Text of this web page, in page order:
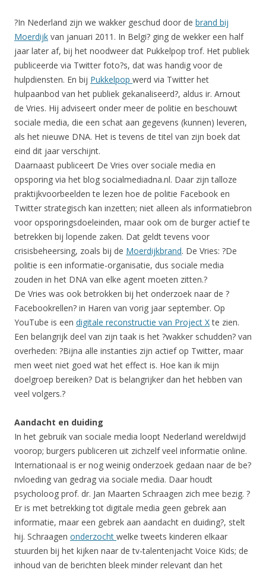
?In Nederland zijn we wakker geschud door de brand bij
Moerdijk van januari 2011. In Belgi? ging de wekker een half
jaar later af, bij het noodweer dat Pukkelpop trof. Het publiek
publiceerde via Twitter foto?s, dat was handig voor de
hulpdiensten. En bij Pukkelpop werd via Twitter het
hulpaanbod van het publiek gekanaliseerd?, aldus ir. Arnout
de Vries. Hij adviseert onder meer de politie en beschouwt
sociale media, die een schat aan gegevens (kunnen) leveren,
als het nieuwe DNA. Het is tevens de titel van zijn boek dat
eind dit jaar verschijnt.
Daarnaast publiceert De Vries over sociale media en
opsporing via het blog socialmediadna.nl. Daar zijn talloze
praktijkvoorbeelden te lezen hoe de politie Facebook en
Twitter strategisch kan inzetten; niet alleen als informatiebron
voor opsporingsdoeleinden, maar ook om de burger actief te
betrekken bij lopende zaken. Dat geldt tevens voor
crisisbeheersing, zoals bij de Moerdijkbrand. De Vries: ?De
politie is een informatie-organisatie, dus sociale media
zouden in het DNA van elke agent moeten zitten.?
De Vries was ook betrokken bij het onderzoek naar de ?
Facebookrellen? in Haren van vorig jaar september. Op
YouTube is een digitale reconstructie van Project Xte zien.
Een belangrijk deel van zijn taak is het ?wakker schudden? van
overheden: ?Bijna alle instanties zijn actief op Twitter, maar
men weet niet goed wat het effect is. Hoe kan ik mijn
doelgroep bereiken? Dat is belangrijker dan het hebben van
veel volgers.?
Aandacht en duiding
In het gebruik van sociale media loopt Nederland wereldwijd
voorop; burgers publiceren uit zichzelf veel informatie online.
Internationaal is er nog weinig onderzoek gedaan naar de be?
nvloeding van gedrag via sociale media. Daar houdt
psycholoog prof. dr. Jan Maarten Schraagen zich mee bezig. ?
Er is met betrekking tot digitale media geen gebrek aan
informatie, maar een gebrek aan aandacht en duiding?, stelt
hij. Schraagen onderzocht welke tweets kinderen elkaar
stuurden bij het kijken naar de tv-talentenjacht Voice Kids; de
inhoud van de berichten bleek minder relevant dan het